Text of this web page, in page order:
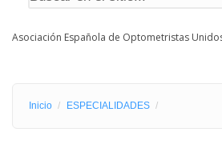
Asociación Española de Optometristas
Inicio ESPECIALIDADES